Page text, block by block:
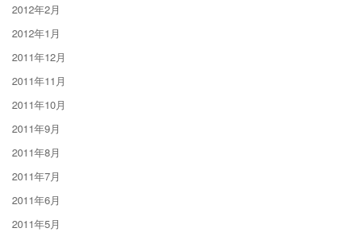
2012年2月
2012年1月
2011年12月
2011年11月
2011年10月
2011年9月
2011年8月
2011年7月
2011年6月
2011年5月